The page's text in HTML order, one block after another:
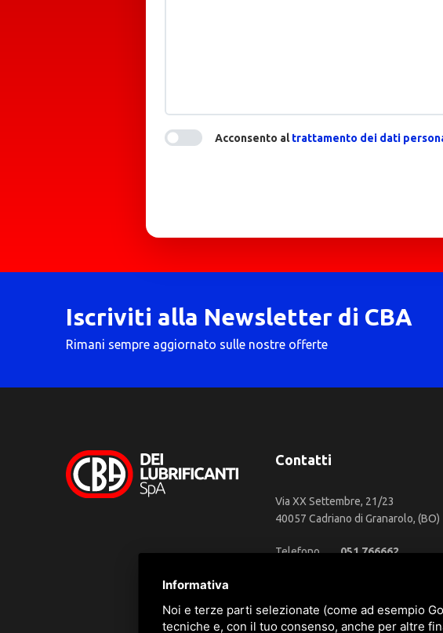
Acconsento altrattamento dei dati
Iscriviti alla Newsletter di CBA
Rimani sempre aggiornato sulle nostre offerte
Contatti
Via XX Settembre, 21/23
40057 Cadriano di Granarolo, (BO)
Telefono
051 766662
Informativa
Noi e terze parti selezionate (come ad esempio
tecniche e, con il tuo consenso, anche per altre